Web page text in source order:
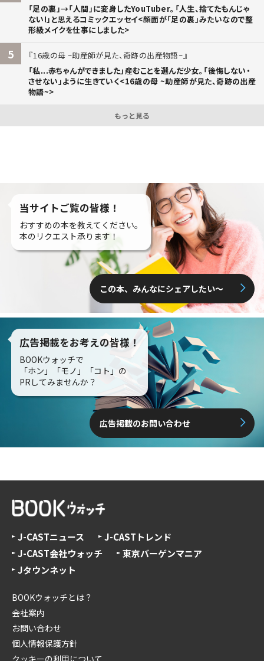
「足の裏」→「人間」に変身したYouTuber。「人生、捨てたもんじゃ
ない!」と思えるコミックエッセイ<顔面が「足の裏」みたいなので整
形級メイクを仕事にしました>
5
16歳の母 ~助産師が見た、奇跡の出産物語~
「私...赤ちゃんができました」――産むことを選んだ少女。「後悔しない・
させない」ように生きていく<16歳の母 ~助産師が見た、奇跡の出産
物語~>
もっと見る
当サイトご覧の皆様！
おすすめの本を教えてください。
本のリクエスト承ります！
この本、みんなにシェアしたい〜
広告掲載をお考えの皆様！
BOOKウォッチで
「ホン」「モノ」「コト」の
PRしてみませんか？
広告掲載のお問い合わせ
J-CASTニュース
J-CASTトレンド
J-CAST会社ウォッチ
東京バーゲンマニア
Jタウンネット
BOOKウォッチとは？
会社案内
お問い合わせ
個人情報保護方針
クッキーの利用について